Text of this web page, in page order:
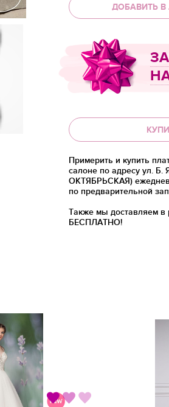
ДОБАВИТЬ
Примерить и купить
салоне по адресу ул.
ОКТЯБРЬСКАЯ)
по предварительной
Также мы доставляем в
БЕСПЛАТНО!